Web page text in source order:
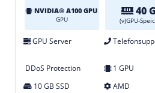
NVIDIA® A100 GPU
GPU
40
(v)GPU-
GPU Server
DDoS Protection
1 GPU
10 GB SSD
AMD